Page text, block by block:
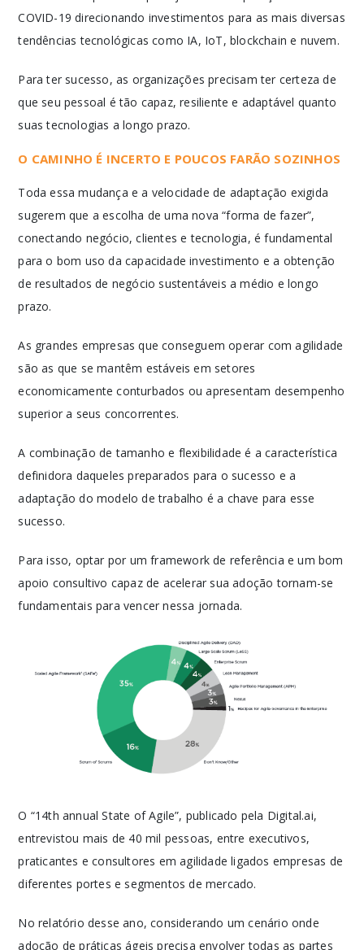
COVID-19 direcionando investimentos para as mais diversas
tendências tecnológicas como IA, IoT, blockchain e nuvem.
Para ter sucesso, as organizações precisam ter certeza de
que seu pessoal é tão capaz, resiliente e adaptável quanto
suas tecnologias a longo prazo.
O CAMINHO É INCERTO E POUCOS FARÃO SOZINHOS
Toda essa mudança e a velocidade de adaptação exigida
sugerem que a escolha de uma nova “forma de fazer”,
conectando negócio, clientes e tecnologia, é fundamental
para o bom uso da capacidade investimento e a obtenção
de resultados de negócio sustentáveis a médio e longo
prazo.
As grandes empresas que conseguem operar com agilidade
são as que se mantêm estáveis ​​em setores
economicamente conturbados ou apresentam desempenho
superior a seus concorrentes.
A combinação de tamanho e flexibilidade é a característica
definidora daqueles preparados para o sucesso e a
adaptação do modelo de trabalho é a chave para esse
sucesso.
Para isso, optar por um framework de referência e um bom
apoio consultivo capaz de acelerar sua adoção tornam-se
fundamentais para vencer nessa jornada.
O “14th annual State of Agile”, publicado pela Digital.ai,
entrevistou mais de 40 mil pessoas, entre executivos,
praticantes e consultores em agilidade ligados empresas de
diferentes portes e segmentos de mercado.
No relatório desse ano, considerando um cenário onde
adoção de práticas ágeis precisa envolver todas as partes